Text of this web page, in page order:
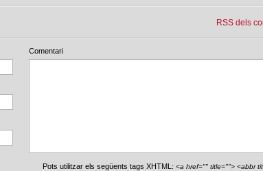
RSS dels
Comentari
Pots utilitzar els següents tags XHTML: <a href="" title=""> <abbr